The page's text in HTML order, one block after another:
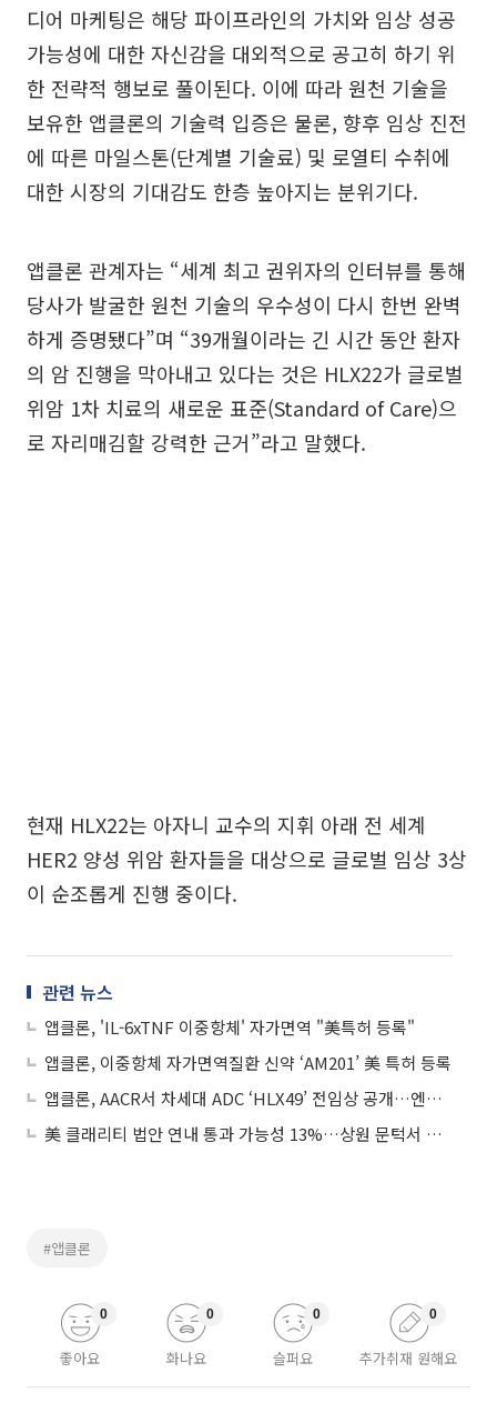
디어 마케팅은 해당 파이프라인의 가치와 임상 성공
가능성에 대한 자신감을 대외적으로 공고히 하기 위
한 전략적 행보로 풀이된다. 이에 따라 원천 기술을
보유한 앱클론의 기술력 입증은 물론, 향후 임상 진전
에 따른 마일스톤(단계별 기술료) 및 로열티 수취에
대한 시장의 기대감도 한층 높아지는 분위기다.
앱클론 관계자는 “세계 최고 권위자의 인터뷰를 통해
당사가 발굴한 원천 기술의 우수성이 다시 한번 완벽
하게 증명됐다”며 “39개월이라는 긴 시간 동안 환자
의 암 진행을 막아내고 있다는 것은 HLX22가 글로벌
위암 1차 치료의 새로운 표준(Standard of Care)으
로 자리매김할 강력한 근거”라고 말했다.
현재 HLX22는 아자니 교수의 지휘 아래 전 세계
HER2 양성 위암 환자들을 대상으로 글로벌 임상 3상
이 순조롭게 진행 중이다.
관련 뉴스
앱클론, 'IL-6xTNF 이중항체' 자가면역 "美특허 등록"
앱클론, 이중항체 자가면역질환 신약 ‘AM201’ 美 특허 등록
앱클론, AACR서 차세대 ADC ‘HLX49’ 전임상 공개…엔허투 대비 효능 우위
美 클래리티 법안 연내 통과 가능성 13%…상원 문턱서 제동
#앱클론
좋아요
0
화나요
0
슬퍼요
0
추가취재 원해요
0